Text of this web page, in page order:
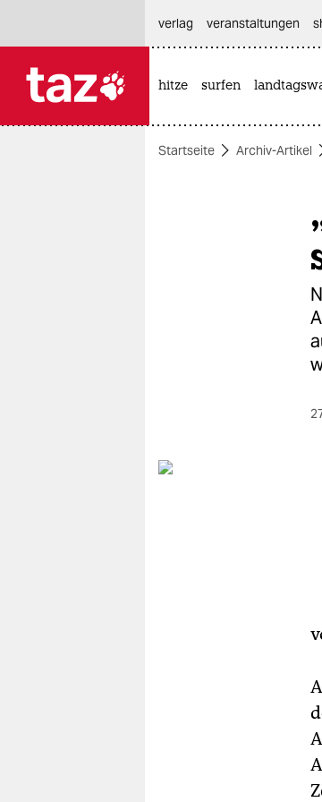
themen
verlag
veranstaltungen
hitze surfen
Startseite Archiv-Artikel